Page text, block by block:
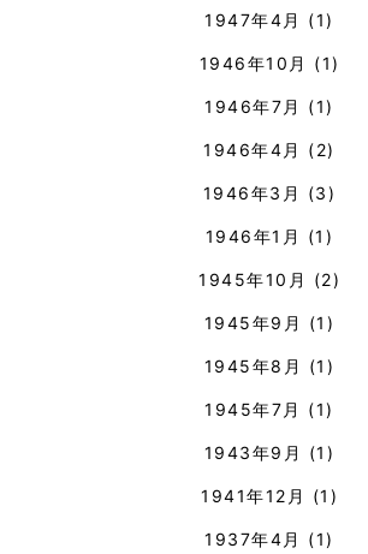
1947年4月 (1)
1946年10月 (1)
1946年7月 (1)
1946年4月 (2)
1946年3月 (3)
1946年1月 (1)
1945年10月 (2)
1945年9月 (1)
1945年8月 (1)
1945年7月 (1)
1943年9月 (1)
1941年12月 (1)
1937年4月 (1)